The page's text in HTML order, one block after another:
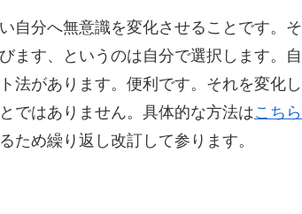
自分へ無意識を変化させることです。そ
ます、というのは自分で選択します。自
法があります。便利です。それを変化し
ではありません。具体的な方法はこちら
ため繰り返し改訂して参ります。